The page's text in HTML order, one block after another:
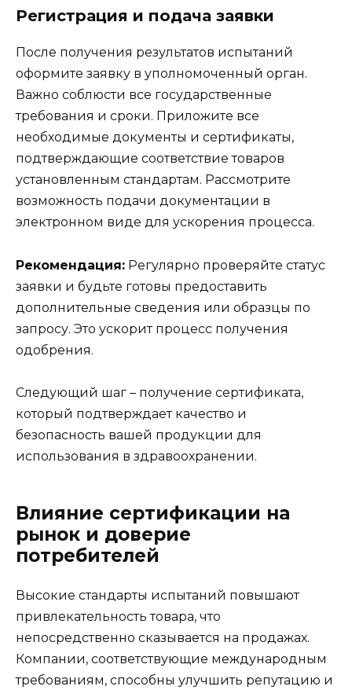
Регистрация и подача заявки
После получения результатов испытаний
оформите заявку в уполномоченный орган.
Важно соблюсти все государственные
требования и сроки. Приложите все
необходимые документы и сертификаты,
подтверждающие соответствие товаров
установленным стандартам. Рассмотрите
возможность подачи документации в
электронном виде для ускорения процесса.
Рекомендация: Регулярно проверяйте статус
заявки и будьте готовы предоставить
дополнительные сведения или образцы по
запросу. Это ускорит процесс получения
одобрения.
Следующий шаг – получение сертификата,
который подтверждает качество и
безопасность вашей продукции для
использования в здравоохранении.
Влияние сертификации на
рынок и доверие
потребителей
Высокие стандарты испытаний повышают
привлекательность товара, что
непосредственно сказывается на продажах.
Компании, соответствующие международным
требованиям, способны улучшить репутацию и